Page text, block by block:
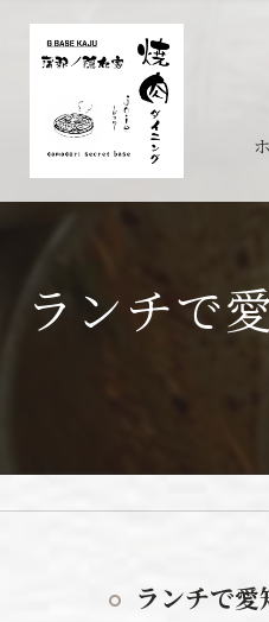
ランチで
ランチで